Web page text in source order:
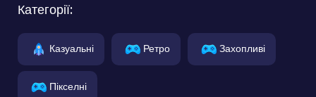
Категорії:
Казуальні Ретро Захопливі
Пікселні